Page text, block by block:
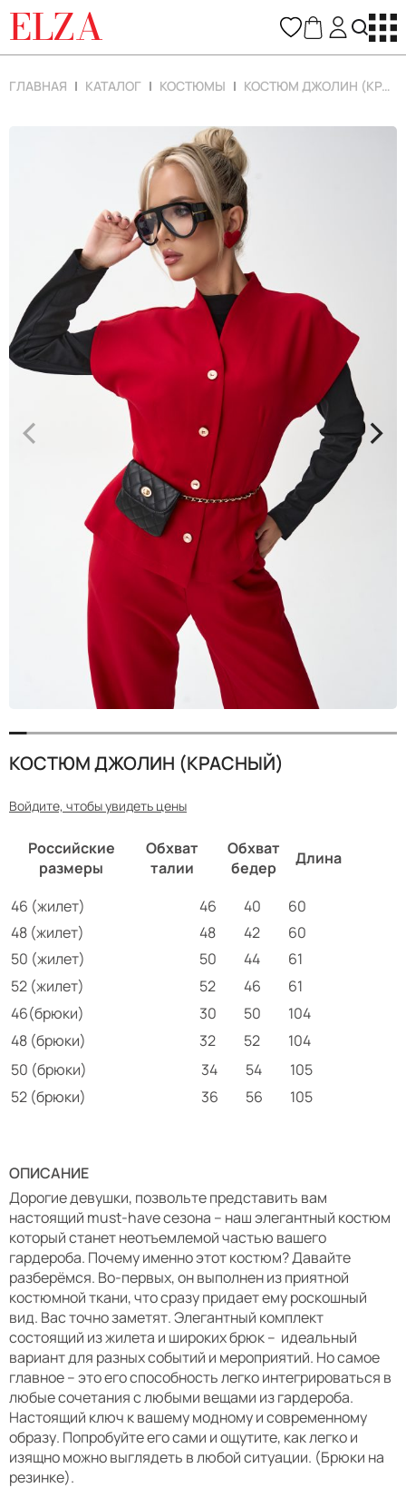
ELZA
ГЛАВНАЯ КАТАЛОГ КОСТЮМЫ КОСТЮМ ДЖОЛИН (КРАСНЫЙ)
< >
КОСТЮМ ДЖОЛИН (КРАСНЫЙ)
Войдите, чтобы увидеть цены
Российские
размеры
Обхват
талии
Обхват
бедер
Длина
46 (жилет) 46 40
60
48 (жилет)
48 42
60
50 (жилет)
50 44
61
52 (жилет)
52 46
61
46(брюки)
30 50
104
48 (брюки)
32 52
104
50 (брюки)
34 54
105
52 (брюки)
36 56 105
ОПИСАНИЕ
Дорогие девушки, позвольте представить вам
настоящий must-have сезона – наш элегантный костюм
который станет неотъемлемой частью вашего
гардероба. Почему именно этот костюм? Давайте
разберёмся. Во-первых, он выполнен из приятной
костюмной ткани, что сразу придает ему роскошный
вид. Вас точно заметят. Элегантный комплект
состоящий из жилета и широких брюк – идеальный
вариант для разных событий и мероприятий. Но самое
главное – это его способность легко интегрироваться в
любые сочетания с любыми вещами из гардероба.
Настоящий ключ к вашему модному и современному
образу. Попробуйте его сами и ощутите, как легко и
изящно можно выглядеть в любой ситуации. (Брюки на
резинке).